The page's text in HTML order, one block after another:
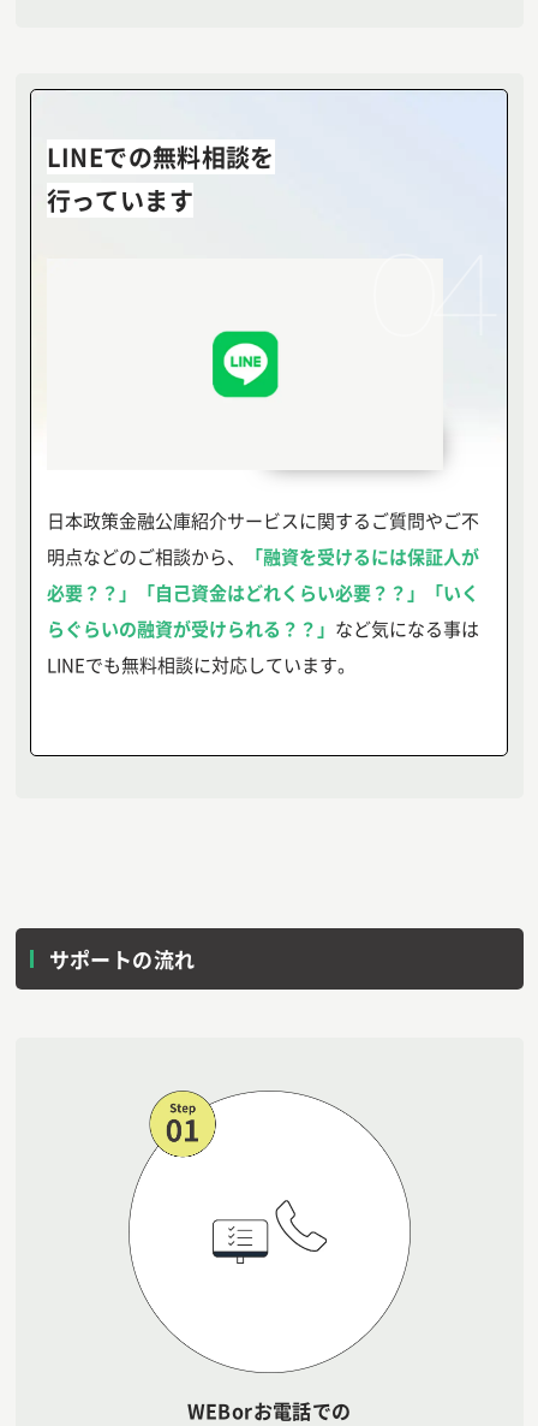
LINEでの無料相談を
行っています
04
日本政策金融公庫紹介サービスに関するご質問やご不
明点などのご相談から、
「融資を受けるには保証人が
必要？？」「自己資金はどれくらい必要？？」「いく
らぐらいの融資が受けられる？？」 など気になる事は
LINEでも無料相談に対応しています。
サポートの流れ
WEBorお電話での